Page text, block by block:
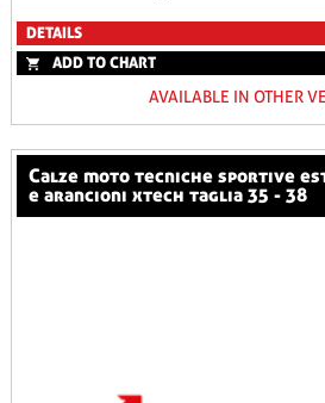
DETAILS
ADD TO CHART
AVAILABLE IN OTHER
calze moto tecniche sportive estive leggere grigie
e arancioni xtech taglia 35 - 38